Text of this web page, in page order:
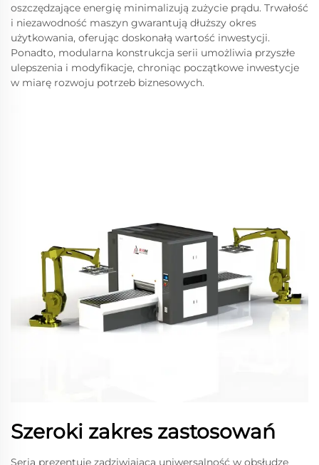
oszczędzające energię minimalizują zużycie prądu. Trwałość
i niezawodność maszyn gwarantują dłuższy okres
użytkowania, oferując doskonałą wartość inwestycji.
Ponadto, modularna konstrukcja serii umożliwia przyszłe
ulepszenia i modyfikacje, chroniąc początkowe inwestycje
w miarę rozwoju potrzeb biznesowych.
Szeroki zakres zastosowań
Seria prezentuje zadziwiającą uniwersalność w obsłudze